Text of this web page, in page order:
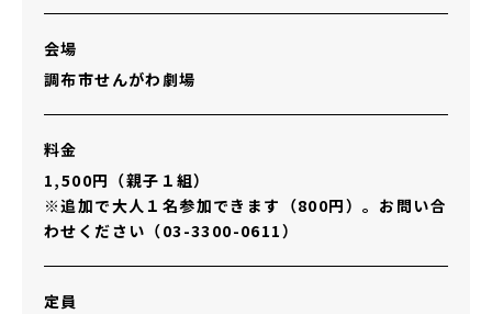
会場
調布市せんがわ劇場
料金
1,500円（親子１組）
※追加で大人１名参加できます（800円）。お問い合
わせください（03-3300-0611）
定員